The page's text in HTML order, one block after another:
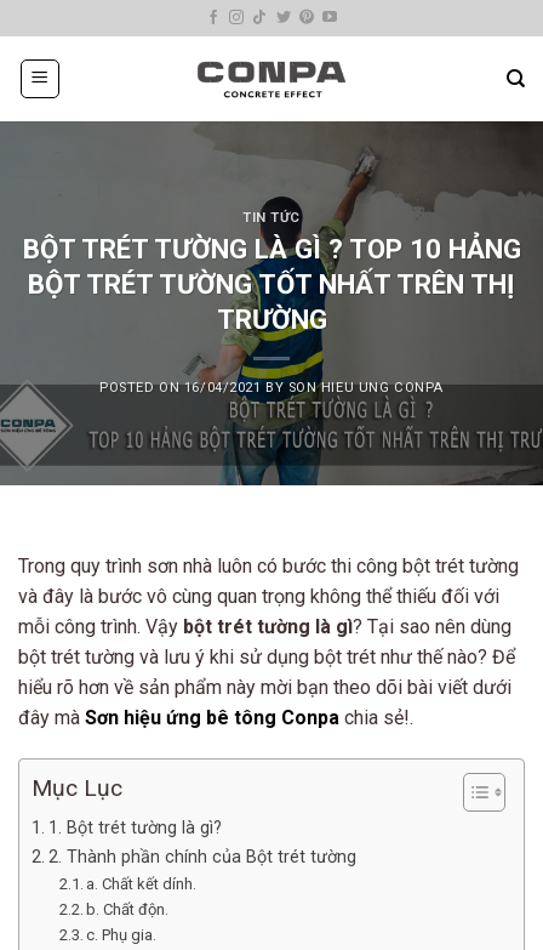
to
content
TIN TỨC
BỘT TRÉT TƯỜNG LÀ GÌ ? TOP 10 HẢNG
BỘT TRÉT TƯỜNG TỐT NHẤT TRÊN THỊ
TRƯỜNG
POSTED ON16/04/2021 BYSON HIEU UNG CONPA
Trong quy trình sơn nhà luôn có bước thi công bột trét tường
và đây là bước vô cùng quan trọng không thể thiếu đối với
mỗi công trình. Vậy bột trét tường là gì? Tại sao nên dùng
bột trét tường và lưu ý khi sử dụng bột trét như thế nào? Để
hiểu rõ hơn về sản phẩm này mời bạn theo dõi bài viết dưới
đây mà Sơn hiệu ứng bê tông Conpa chia sẻ!.
Mục Lục
1. Bột trét tường là gì?
2. Thành phần chính của Bột trét tường
a. Chất kết dính.
b. Chất độn.
c. Phụ gia.